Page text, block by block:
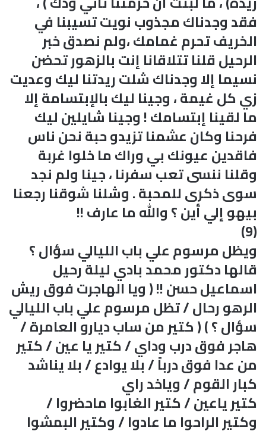
فقد وجدناك مجذوب نويت تسيبنا في
الخريف تحرم غمامك ،ولم نصدق خبر
الرحيل قلنا تتلاقانا إنت بالزهور تحضن
نسيما إلا وجدناك شلت ريدتنا ليك وعديت
زي كل غيمة ، وجينا ليك بالإبتسامة إلا
ما لقينا إبتسامك ! وجينا شايلين ليك
فرحنا وكان عشمنا تزيدو حبة نحن ناس
فاقدين عيونك بي وراك ما خلوا غربة
وقلنا ننسى تعب سفرنا ، جينا ولم نجد
سوى ذكرى للمحبة . وشلنا شوقنا رجعنا
بيهو إلي أين ؟ والله ما عارف !!
(9)
ويظل مرسوم علي باب الليالي سؤال ؟
قالها دكتور محمد بادي ليلة رحيل
اسماعيل حسن !! ( ويا الهاجرت فوق ريش
الرهو رحال / تظل مرسوم علي باب الليالي
سؤال ؟ ) ( كتير من ساب ديارو العامرة /
هاجر فوق درب وداي / كتير يا عين / كتير
من عدا فوق درباً / بلا يوادع / بلا يناشد
كبار القوم / وياخد راي
كتير ياعين / كتير الغابوا ماحضروا /
وكتير الراحوا ما عادوا / وكتير البمشوا